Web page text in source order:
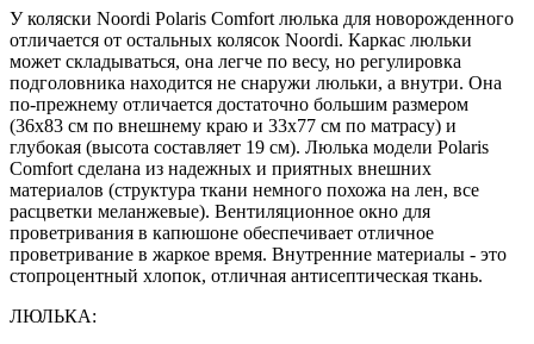
У коляски Noordi Polaris Comfort люлька для новорожденного
отличается от остальных колясок Noordi. Каркас люльки
может складываться, она легче по весу, но регулировка
подголовника находится не снаружи люльки, а внутри. Она
по-прежнему отличается достаточно большим размером
(36х83 см по внешнему краю и 33х77 см по матрасу) и
глубокая (высота составляет 19 см). Люлька модели Polaris
Comfort сделана из надежных и приятных внешних
материалов (структура ткани немного похожа на лен, все
расцветки меланжевые). Вентиляционное окно для
проветривания в капюшоне обеспечивает отличное
проветривание в жаркое время. Внутренние материалы - это
стопроцентный хлопок, отличная антисептическая ткань.
ЛЮЛЬКА: